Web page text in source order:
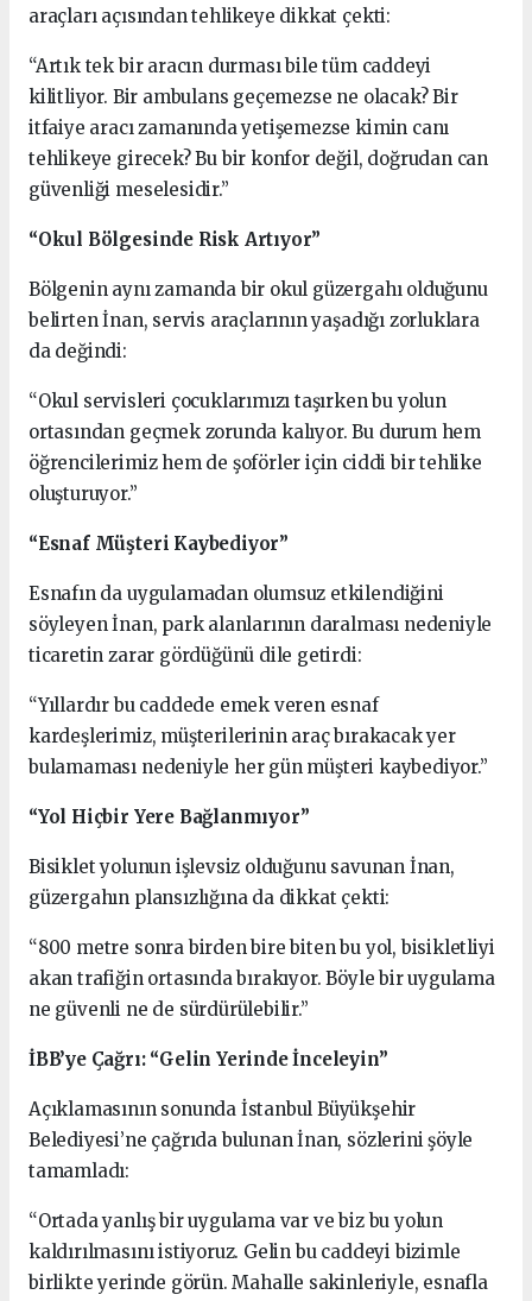
araçları açısından tehlikeye dikkat çekti:
“Artık tek bir aracın durması bile tüm caddeyi
kilitliyor. Bir ambulans geçemezse ne olacak? Bir
itfaiye aracı zamanında yetişemezse kimin canı
tehlikeye girecek? Bu bir konfor değil, doğrudan can
güvenliği meselesidir.”
“Okul Bölgesinde Risk Artıyor”
Bölgenin aynı zamanda bir okul güzergahı olduğunu
belirten İnan, servis araçlarının yaşadığı zorluklara
da değindi:
“Okul servisleri çocuklarımızı taşırken bu yolun
ortasından geçmek zorunda kalıyor. Bu durum hem
öğrencilerimiz hem de şoförler için ciddi bir tehlike
oluşturuyor.”
“Esnaf Müşteri Kaybediyor”
Esnafın da uygulamadan olumsuz etkilendiğini
söyleyen İnan, park alanlarının daralması nedeniyle
ticaretin zarar gördüğünü dile getirdi:
“Yıllardır bu caddede emek veren esnaf
kardeşlerimiz, müşterilerinin araç bırakacak yer
bulamaması nedeniyle her gün müşteri kaybediyor.”
“Yol Hiçbir Yere Bağlanmıyor”
Bisiklet yolunun işlevsiz olduğunu savunan İnan,
güzergahın plansızlığına da dikkat çekti:
“800 metre sonra birden bire biten bu yol, bisikletliyi
akan trafiğin ortasında bırakıyor. Böyle bir uygulama
ne güvenli ne de sürdürülebilir.”
İBB’ye Çağrı: “Gelin Yerinde İnceleyin”
Açıklamasının sonunda İstanbul Büyükşehir
Belediyesi’ne çağrıda bulunan İnan, sözlerini şöyle
tamamladı:
“Ortada yanlış bir uygulama var ve biz bu yolun
kaldırılmasını istiyoruz. Gelin bu caddeyi bizimle
birlikte yerinde görün. Mahalle sakinleriyle, esnafla